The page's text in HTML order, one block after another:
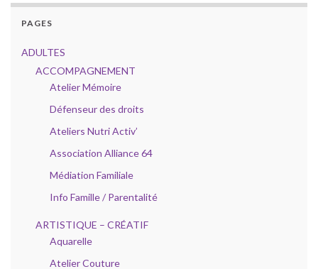
PAGES
ADULTES
ACCOMPAGNEMENT
Atelier Mémoire
Défenseur des droits
Ateliers Nutri Activ’
Association Alliance 64
Médiation Familiale
Info Famille / Parentalité
ARTISTIQUE – CRÉATIF
Aquarelle
Atelier Couture